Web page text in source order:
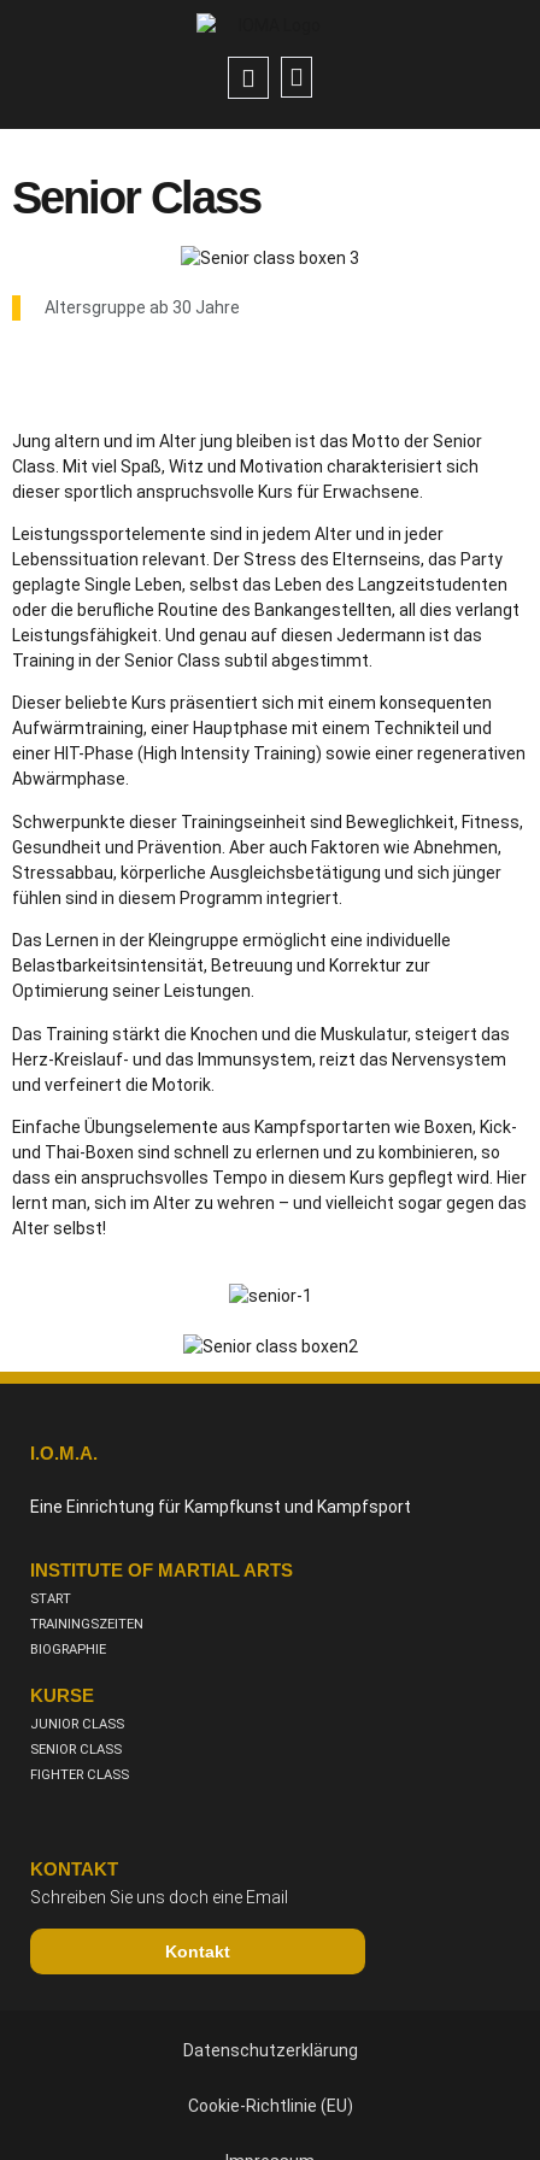
Senior Class
Altersgruppe ab 30 Jahre
Jung altern und im Alter jung bleiben ist das Motto der Senior
Class. Mit viel Spaß, Witz und Motivation charakterisiert sich
dieser sportlich anspruchsvolle Kurs für Erwachsene.
Leistungssportelemente sind in jedem Alter und in jeder
Lebenssituation relevant. Der Stress des Elternseins, das Party
geplagte Single Leben, selbst das Leben des Langzeitstudenten
oder die berufliche Routine des Bankangestellten, all dies verlangt
Leistungsfähigkeit. Und genau auf diesen Jedermann ist das
Training in der Senior Class subtil abgestimmt.
Dieser beliebte Kurs präsentiert sich mit einem konsequenten
Aufwärmtraining, einer Hauptphase mit einem Technikteil und
einer HIT-Phase (High Intensity Training) sowie einer regenerativen
Abwärmphase.
Schwerpunkte dieser Trainingseinheit sind Beweglichkeit, Fitness,
Gesundheit und Prävention. Aber auch Faktoren wie Abnehmen,
Stressabbau, körperliche Ausgleichsbetätigung und sich jünger
fühlen sind in diesem Programm integriert.
Das Lernen in der Kleingruppe ermöglicht eine individuelle
Belastbarkeitsintensität, Betreuung und Korrektur zur
Optimierung seiner Leistungen.
Das Training stärkt die Knochen und die Muskulatur, steigert das
Herz-Kreislauf- und das Immunsystem, reizt das Nervensystem
und verfeinert die Motorik.
Einfache Übungselemente aus Kampfsportarten wie Boxen, Kick-
und Thai-Boxen sind schnell zu erlernen und zu kombinieren, so
dass ein anspruchsvolles Tempo in diesem Kurs gepflegt wird. Hier
lernt man, sich im Alter zu wehren – und vielleicht sogar gegen das
Alter selbst!
I.O.M.A.
Eine Einrichtung für Kampfkunst und Kampfsport
INSTITUTE OF MARTIAL ARTS
START
TRAININGSZEITEN
BIOGRAPHIE
KURSE
JUNIOR CLASS
SENIOR CLASS
FIGHTER CLASS
KONTAKT
Schreiben Sie uns doch eine Email
Kontakt
Datenschutzerklärung
Cookie-Richtlinie (EU)